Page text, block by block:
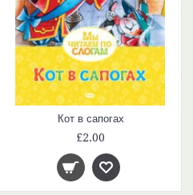
Кот в сапогах
£2.00